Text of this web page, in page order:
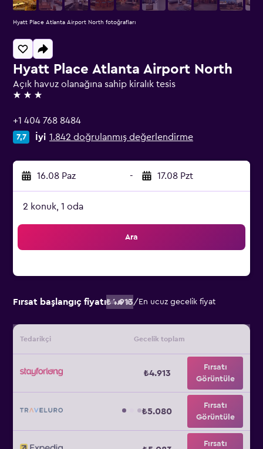
Hyatt Place Atlanta Airport North
Açık havuz olanağına sahip kiralık tesis
3 yıldız
+1 404 768 8484
7,7 İyi 1.842 doğrulanmış değerlendirme
16.08 Paz - 17.08 Pzt
2 konuk, 1 oda
Ara
Fırsat başlangıç fiyatı₺4.913/ En ucuz gecelik fiyat
Tedarikçi Gecelik toplam
₺4.913
Fırsatı
Görüntüle
₺5.080
Fırsatı
Görüntüle
Fırsatı
Hyatt Place Atlanta Airport North fotoğrafları